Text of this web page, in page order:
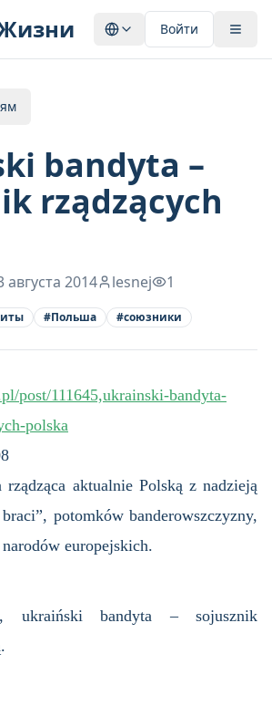
Войти
bandyta –
rządzących
августа 2014 lesnej 1
#Польша #союзники
post/111645,ukrainski-bandyta-
polska
aktualnie Polską z nadzieją
potomków banderowszczyzny,
europejskich.
ukraiński bandyta – sojusznik